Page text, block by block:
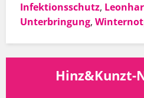
Infektionsschutz,
Unterbringung,
Hinz&Kunzt-